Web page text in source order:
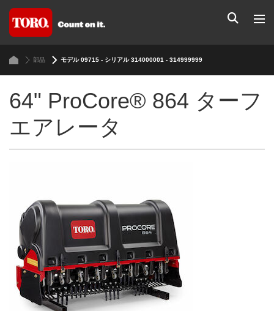
部品 モデル 09715 - シリアル 314000001 - 314999999
64" ProCore® 864 ターフ
エアレータ